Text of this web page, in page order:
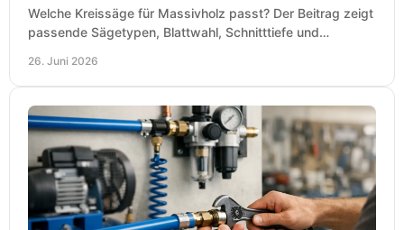
Welche Kreissäge für Massivholz passt? Der Beitrag zeigt
passende Sägetypen, Blattwahl, Schnitttiefe und
26. Juni 2026